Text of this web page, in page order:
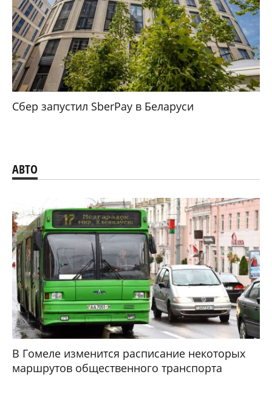
Сбер запустил SberPay в Беларуси
АВТО
В Гомеле изменится расписание некоторых
маршрутов общественного транспорта